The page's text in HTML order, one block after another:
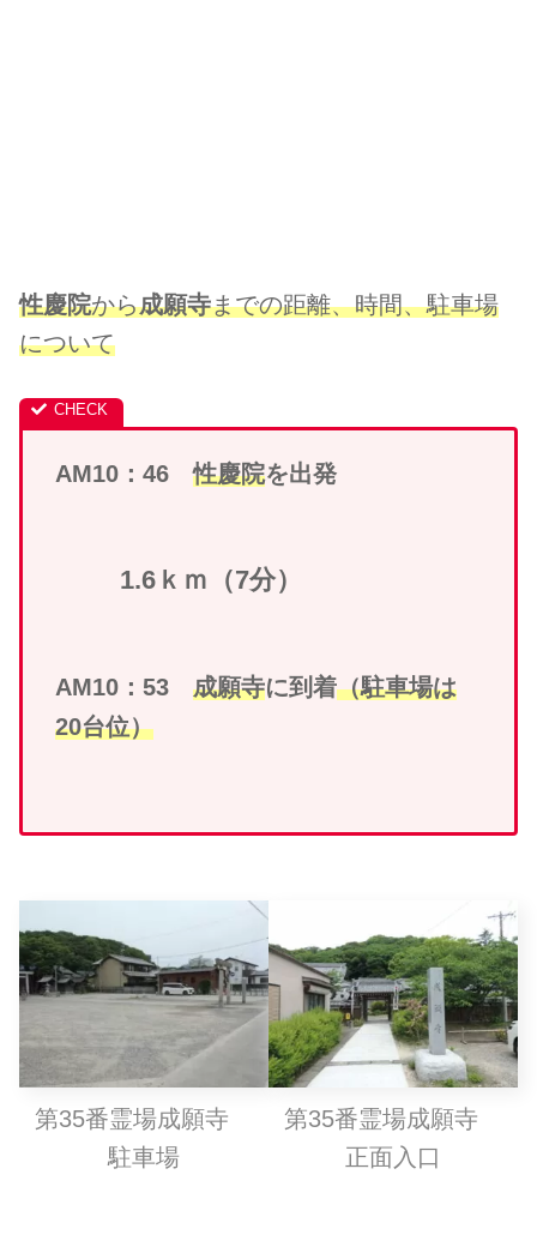
性慶院から成願寺までの距離、時間、駐車場
について
AM10：46性慶院を出発
1.6ｋｍ（7分）
AM10：53 成願寺に到着（駐車場は
20台位）
第35番霊場成願寺
駐車場
第35番霊場成願寺
正面入口